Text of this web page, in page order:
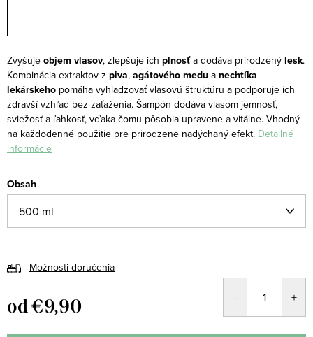
Zvyšuje objem vlasov, zlepšuje ich plnosťa dodáva prirodzený lesk.
Kombinácia extraktov z piva, agátového medu a nechtíka
lekárskeho pomáha vyhladzovať vlasovú štruktúru a podporuje ich
zdravší vzhľad bez zaťaženia. Šampón dodáva vlasom jemnosť,
sviežosť a ľahkosť, vďaka čomu pôsobia upravene a vitálne. Vhodný
na každodenné použitie pre prirodzene nadýchaný efekt. Detailné
informácie
Obsah
Možnosti doručenia
od€9,90